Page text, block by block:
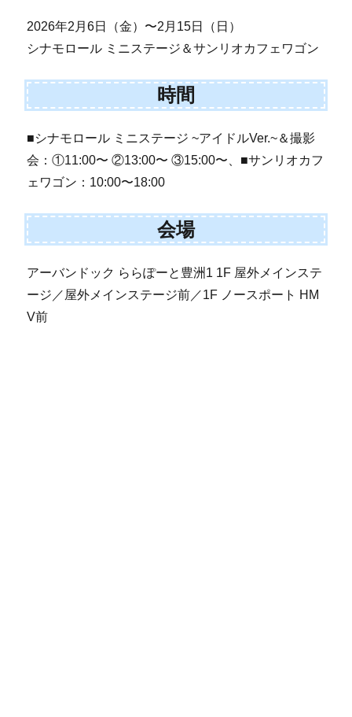
2026年2月6日（金）〜2月15日（日）
シナモロール ミニステージ＆サンリオカフェワゴン
時間
■シナモロール ミニステージ ~アイドルVer.~＆撮影
会：①11:00〜 ②13:00〜 ③15:00〜、■サンリオカフ
ェワゴン：10:00〜18:00
会場
アーバンドック ららぽーと豊洲1 1F 屋外メインステ
ージ／屋外メインステージ前／1F ノースポート HM
V前